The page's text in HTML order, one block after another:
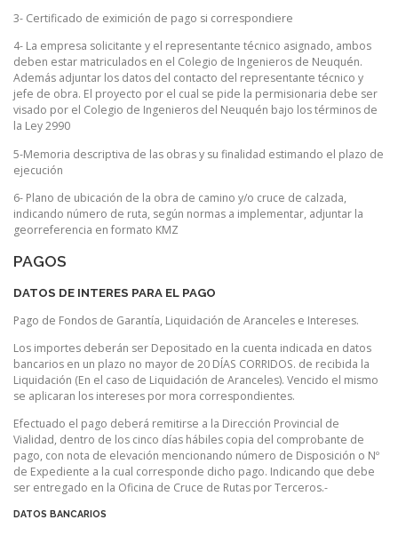
3- Certificado de eximición de pago si correspondiere
4- La empresa solicitante y el representante técnico asignado, ambos
deben estar matriculados en el Colegio de Ingenieros de Neuquén.
Además adjuntar los datos del contacto del representante técnico y
jefe de obra. El proyecto por el cual se pide la permisionaria debe ser
visado por el Colegio de Ingenieros del Neuquén bajo los términos de
la Ley 2990
5-Memoria descriptiva de las obras y su finalidad estimando el plazo de
ejecución
6- Plano de ubicación de la obra de camino y/o cruce de calzada,
indicando número de ruta, según normas a implementar, adjuntar la
georreferencia en formato KMZ
PAGOS
DATOS DE INTERES PARA EL PAGO
Pago de Fondos de Garantía, Liquidación de Aranceles e Intereses.
Los importes deberán ser Depositado en la cuenta indicada en datos
bancarios en un plazo no mayor de 20 DÍAS CORRIDOS. de recibida la
Liquidación (En el caso de Liquidación de Aranceles). Vencido el mismo
se aplicaran los intereses por mora correspondientes.
Efectuado el pago deberá remitirse a la Dirección Provincial de
Vialidad, dentro de los cinco días hábiles copia del comprobante de
pago, con nota de elevación mencionando número de Disposición o Nº
de Expediente a la cual corresponde dicho pago. Indicando que debe
ser entregado en la Oficina de Cruce de Rutas por Terceros.-
DATOS BANCARIOS